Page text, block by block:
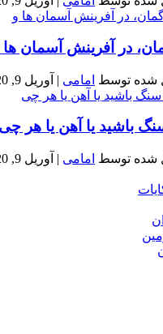
در آفرينش آسمان ها
شده توسط امامی | آوریل 9, 2020
باشید یا آهن یا هر چی
شده توسط امامی | آوریل 9, 2020